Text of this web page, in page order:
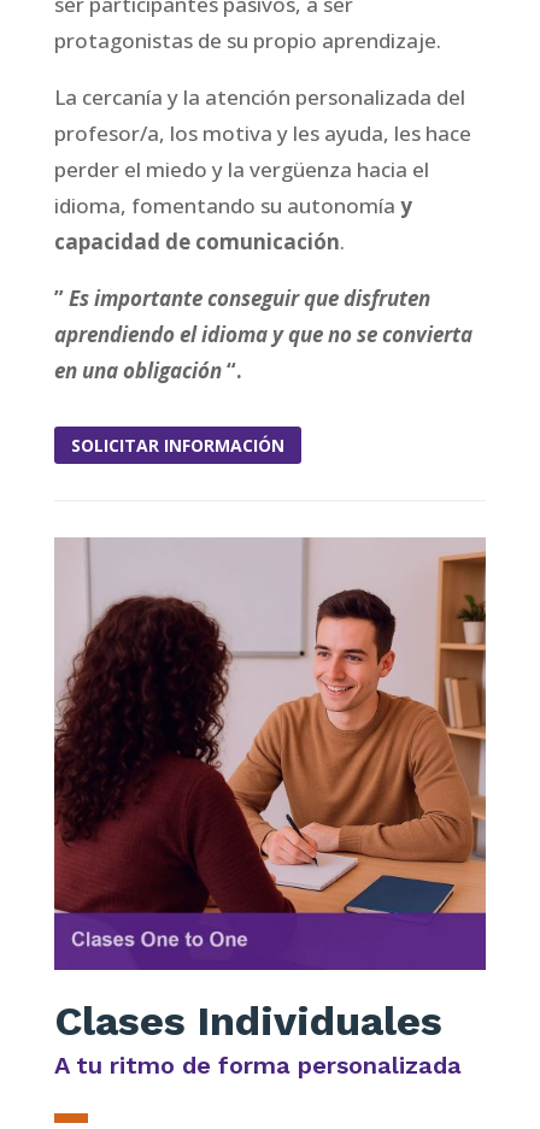
protagonistas de su propio aprendizaje.
La cercanía y la atención personalizada del
profesor/a, los motiva y les ayuda, les hace
perder el miedo y la vergüenza hacia el
idioma, fomentando su autonomía y
capacidad de comunicación.
”Es importante conseguir que disfruten
aprendiendo el idioma y que no se convierta
en una obligación“.
SOLICITAR INFORMACIÓN
Clases Individuales
A tu ritmo de forma personalizada